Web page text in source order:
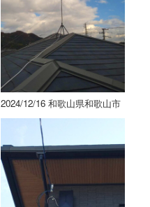
2024/12/16 和歌山県和歌山市